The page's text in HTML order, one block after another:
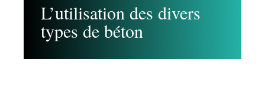
L’utilisation des divers
types de béton